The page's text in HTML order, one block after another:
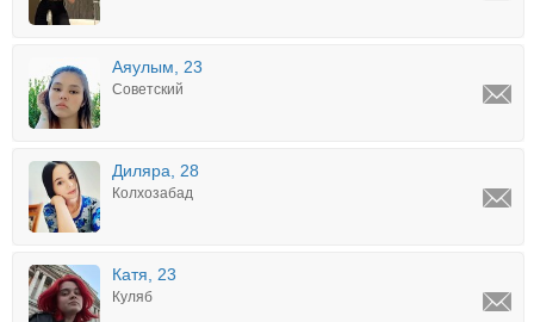
Аяулым, 23
Советский
Диляра, 28
Колхозабад
Катя, 23
Куляб